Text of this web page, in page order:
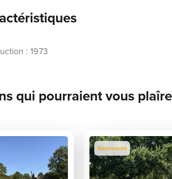
: 1973
qui pourraient vous plaîre
Nouveauté